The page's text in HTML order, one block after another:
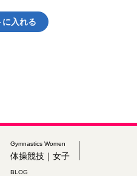
入れる
Gymnastics Women
体操競技｜女子
BLOG